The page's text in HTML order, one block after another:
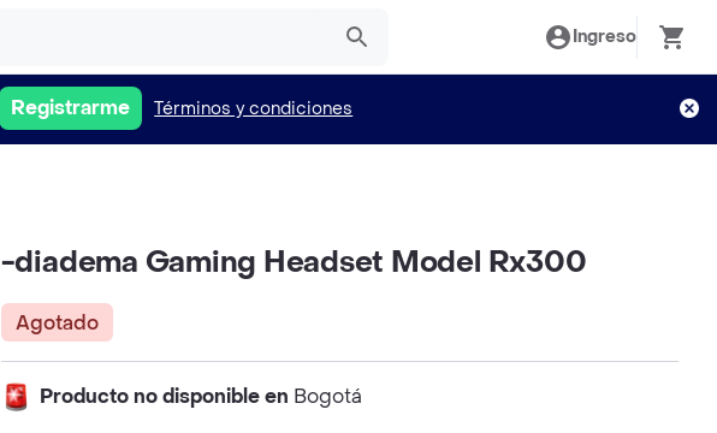
Ingreso
Registrarme Términos y condiciones
-diadema Gaming Headset Model Rx300
Agotado
Producto no disponible en Bogotá